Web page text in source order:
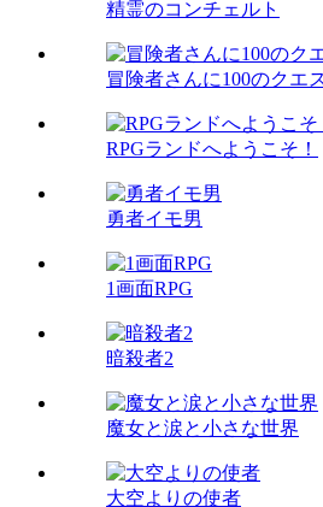
精霊のコンチェルト
冒険者さんに100のクエ
RPGランドへようこそ！
勇者イモ男
1画面RPG
暗殺者2
魔女と涙と小さな世界
大空よりの使者